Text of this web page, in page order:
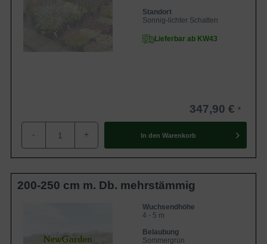
Standort
Sonnig-lichter Schatten
Lieferbar ab KW43
347,90 €
- + In den Warenkorb
200-250 cm m. Db. mehrstämmig
Wuchsendhöhe
4 - 5 m
Belaubung
Sommergrün